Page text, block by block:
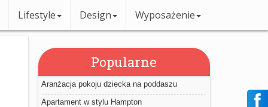
Lifestyle Design Wyposażenie
Popularne
Aranżacja pokoju dziecka na poddaszu
Apartament w stylu Hampton